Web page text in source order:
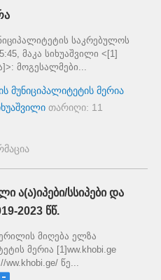
საკრებულოს
მაკა სიხუაშვილი <[1]
მოგესალმები...
მუნიციპალიტეტის მერია
თარიღი: 11
ა(ა)იპები/სსიპები და
2023 წწ.
მიღება ელზა
მერია [1]ww.khobi.ge
წე...